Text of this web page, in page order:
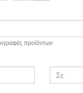
προϊόντων